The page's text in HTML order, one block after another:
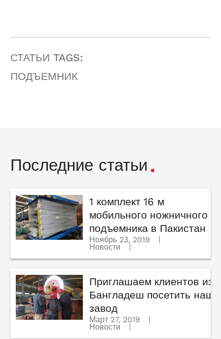
СТАТЬИ TAGS:
ПОДЪЕМНИК
Последние статьи
1 комплект 16 м
мобильного ножничного
подъемника в Пакистан
Ноябрь 23, 2019
Новости
Приглашаем клиентов из
Бангладеш посетить наш
завод
Март 27, 2019
Новости